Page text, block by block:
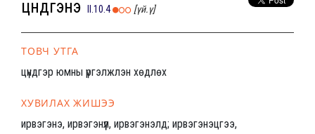
цүндгэнэ II.10.4 [үй.ү]
ТОВЧ УТГА
цүндгэр юмны үргэлжлэн хөдлөх
ХУВИЛАХ ЖИШЭЭ
ирвэгэнэ, ирвэгэнүүл, ирвэгэнэлд; ирвэгэнэцгээ,